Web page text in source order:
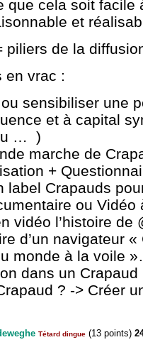
que cela soit
et
piliers de la
en vrac :
sensibiliser une
et à capital
… )
marche de
+
label Crapauds
ou Vidéo
vidéo l’histoire de
d’un navigateur
monde à la voile
dans un
? -> Créer
Tétard dingue (13 points)